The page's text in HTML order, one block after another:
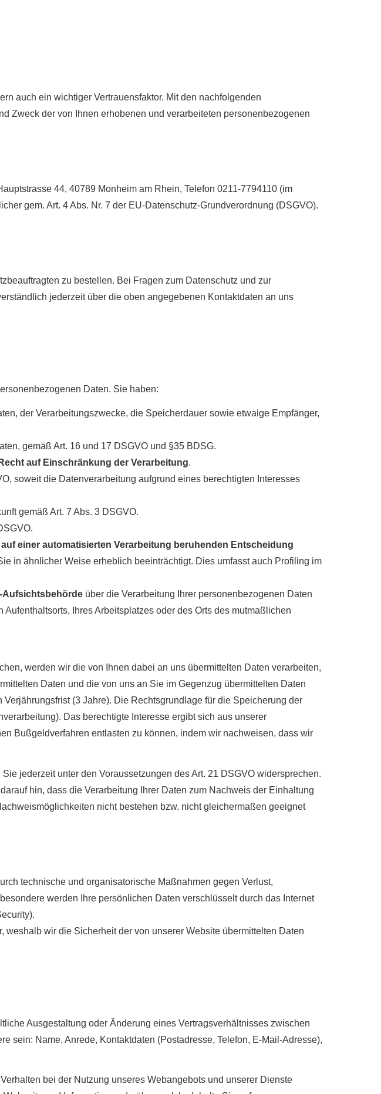
auch ein wichtiger Vertrauensfaktor. Mit den nachfolgenden
Zweck der von Ihnen erhobenen und verarbeiteten personenbezogenen
44, 40789 Monheim am Rhein, Telefon 0211-7794110 (im
gem. Art. 4 Abs. Nr. 7 der EU-Datenschutz-Grundverordnung (DSGVO).
zu bestellen. Bei Fragen zum Datenschutz und zur
jederzeit über die oben angegebenen Kontaktdaten an uns
Daten. Sie haben:
der Verarbeitungszwecke, die Speicherdauer sowie etwaige Empfänger,
gemäß Art. 16 und 17 DSGVO und §35 BDSG.
Recht auf Einschränkung der Verarbeitung.
soweit die Datenverarbeitung aufgrund eines berechtigten Interesses
gemäß Art. 7 Abs. 3 DSGVO.
einer automatisierten Verarbeitung beruhenden Entscheidung
in ähnlicher Weise erheblich beeinträchtigt. Dies umfasst auch Profiling im
Aufsichtsbehörde über die Verarbeitung Ihrer personenbezogenen Daten
Ihres Arbeitsplatzes oder des Orts des mutmaßlichen
werden wir die von Ihnen dabei an uns übermittelten Daten verarbeiten,
Daten und die von uns an Sie im Gegenzug übermittelten Daten
(3 Jahre). Die Rechtsgrundlage für die Speicherung der
Das berechtigte Interesse ergibt sich aus unserer
Bußgeldverfahren entlasten zu können, indem wir nachweisen, dass wir
jederzeit unter den Voraussetzungen des Art. 21 DSGVO widersprechen.
hin, dass die Verarbeitung Ihrer Daten zum Nachweis der Einhaltung
nicht bestehen bzw. nicht gleichermaßen geeignet
technische und organisatorische Maßnahmen gegen Verlust,
werden Ihre persönlichen Daten verschlüsselt durch das Internet
wir die Sicherheit der von unserer Website übermittelten Daten
Ausgestaltung oder Änderung eines Vertragsverhältnisses zwischen
sein: Name, Anrede, Kontaktdaten (Postadresse, Telefon, E-Mail-Adresse),
bei der Nutzung unseres Webangebots und unserer Dienste